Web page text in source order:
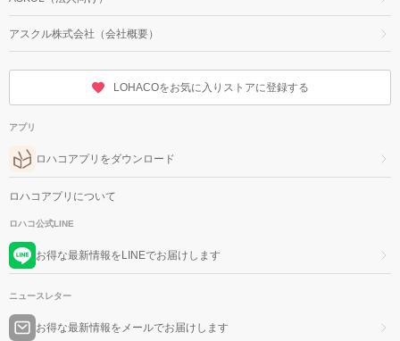
アスクル株式会社（会社概要）
LOHACOをお気に入りストアに登録する
アプリ
ロハコアプリをダウンロード
ロハコアプリについて
ロハコ公式LINE
お得な最新情報をLINEでお届けします
ニュースレター
お得な最新情報をメールでお届けします